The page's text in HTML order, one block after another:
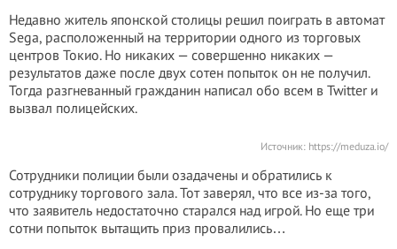
Недавно житель японской столицы решил поиграть в автомат
Sega, расположенный на территории одного из торговых
центров Токио. Но никаких — совершенно никаких —
результатов даже после двух сотен попыток он не получил.
Тогда разгневанный гражданин написал обо всем в Twitter и
вызвал полицейских.
Источник: https://meduza.io/
Сотрудники полиции были озадачены и обратились к
сотруднику торгового зала. Тот заверял, что все из-за того,
что заявитель недостаточно старался над игрой. Но еще три
сотни попыток вытащить приз провалились…